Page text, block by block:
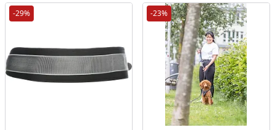
-29% -23%